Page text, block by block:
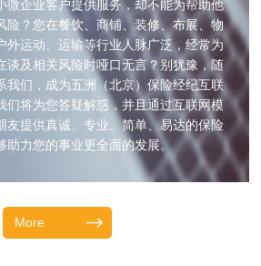
微企业客户提供服务，却不能为帮助他
险？您在餐饮、商铺、装修、布展、物
外运动、运输等行业人脉广泛，经常为
谈及相关风险时哑口无言？别犹豫，随
我们，成为五洲（北京）保险经纪互联
们将为您答疑解惑，并且通过互联网模
友提供真诚、专业、简单、易达的保险
助力您的事业更全面的发展。
More